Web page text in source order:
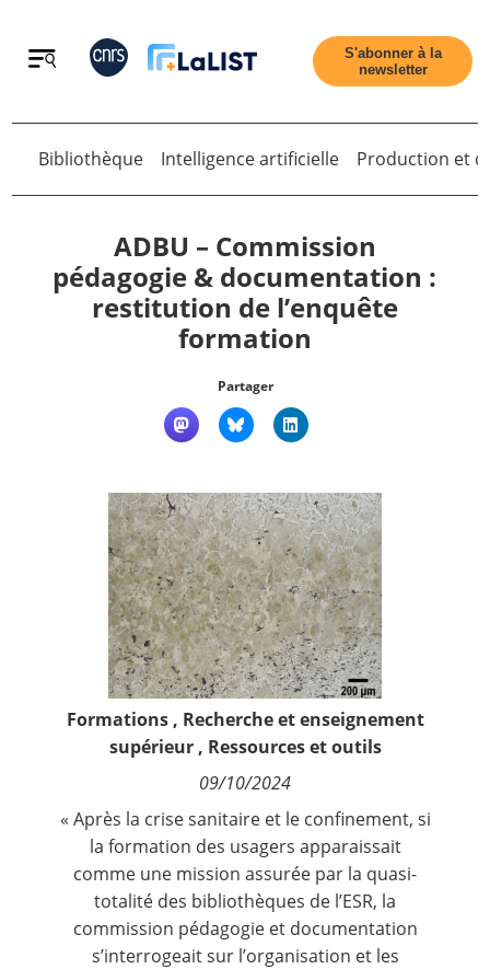
Retour
Qui sommes nous ?
Nous suivre
S'abonner à la
newsletter
Retour
Bibliothèque Intelligence artificielle Production et
ADBU – Commission
pédagogie & documentation :
restitution de l’enquête
formation
Partager
Formations, Recherche et enseignement
supérieur, Ressources et outils
09/10/2024
« Après la crise sanitaire et le confinement, si
la formation des usagers apparaissait
comme une mission assurée par la quasi-
totalité des bibliothèques de l’ESR, la
commission pédagogie et documentation
s’interrogeait sur l’organisation et les